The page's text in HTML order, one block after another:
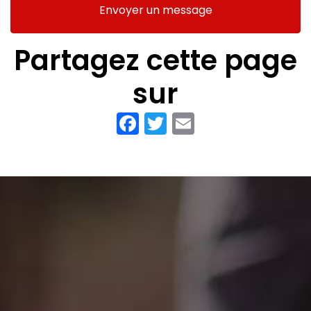
Envoyer un message
Partagez cette page
sur
Facebook
Twitter